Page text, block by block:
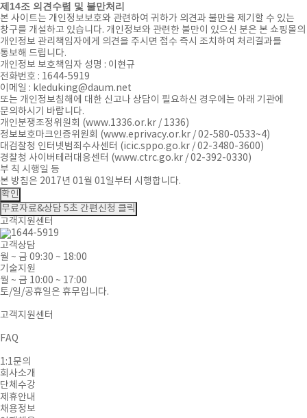
제14조 의견수렴 및 불만처리
본 사이트는 개인정보보호와 관련하여 귀하가 의견과 불만을 제기할 수 있는
창구를 개설하고 있습니다. 개인정보와 관련한 불만이 있으신 분은 본 쇼핑몰의
개인정보 관리책임자에게 의견을 주시면 접수 즉시 조치하여 처리결과를
통보해 드립니다.
개인정보 보호책임자 성명 : 이현규
전화번호 : 1644-5919
이메일 : kleduking@daum.net
또는 개인정보침해에 대한 신고나 상담이 필요하신 경우에는 아래 기관에
문의하시기 바랍니다.
개인분쟁조정위원회 (www.1336.or.kr / 1336)
정보보호마크인증위원회 (www.eprivacy.or.kr / 02-580-0533~4)
대검찰청 인터넷범죄수사센터 (icic.sppo.go.kr / 02-3480-3600)
경찰청 사이버테러대응센터 (www.ctrc.go.kr / 02-392-0330)
부 칙 시행일 등
본 방침은 2017년 01월 01일부터 시행합니다.
확인
무료자료&상담 5초 간편신청 클릭
고객지원센터
고객상담
월 ~ 금 09:30 ~ 18:00
기술지원
월 ~ 금 10:00 ~ 17:00
토/일/공휴일은 휴무입니다.
고객지원센터
FAQ
1:1문의
회사소개
단체수강
제휴안내
채용정보